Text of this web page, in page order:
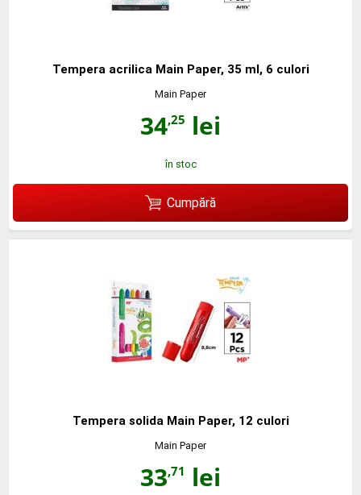
Tempera acrilica Main Paper, 35 ml, 6 culori
Main Paper
34,25 lei
în stoc
Cumpără
Tempera solida Main Paper, 12 culori
Main Paper
33,71 lei